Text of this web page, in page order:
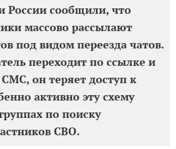
России сообщили, что
массово рассылают
под видом переезда чатов.
переходит по ссылке и
он теряет доступ к
активно эту схему
по поиску
СВО.